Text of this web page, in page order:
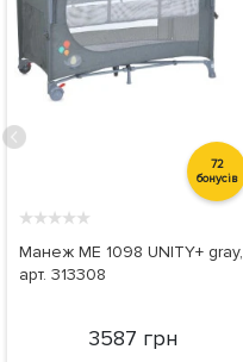
72
бонусів
★★★★★
Манеж ME 1098 UNITY+ gray,
арт. 313308
3587 грн